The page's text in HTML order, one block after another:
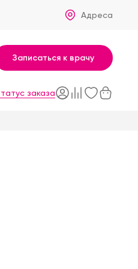
Адреса
Записаться к врачу
заказа